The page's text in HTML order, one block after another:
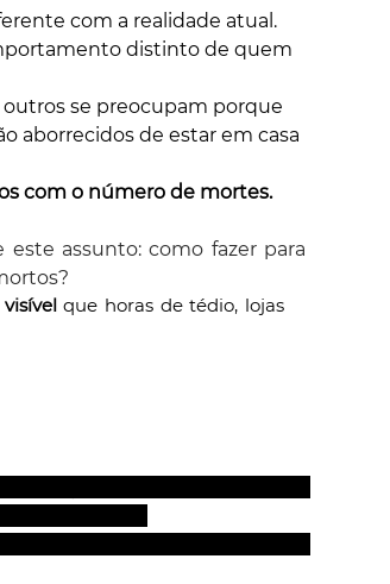
com a realidade atual.
distinto de quem
se preocupam porque
aborrecidos de estar em casa
com o número de mortes.
assunto: como fazer para
visível que horas de tédio, lojas